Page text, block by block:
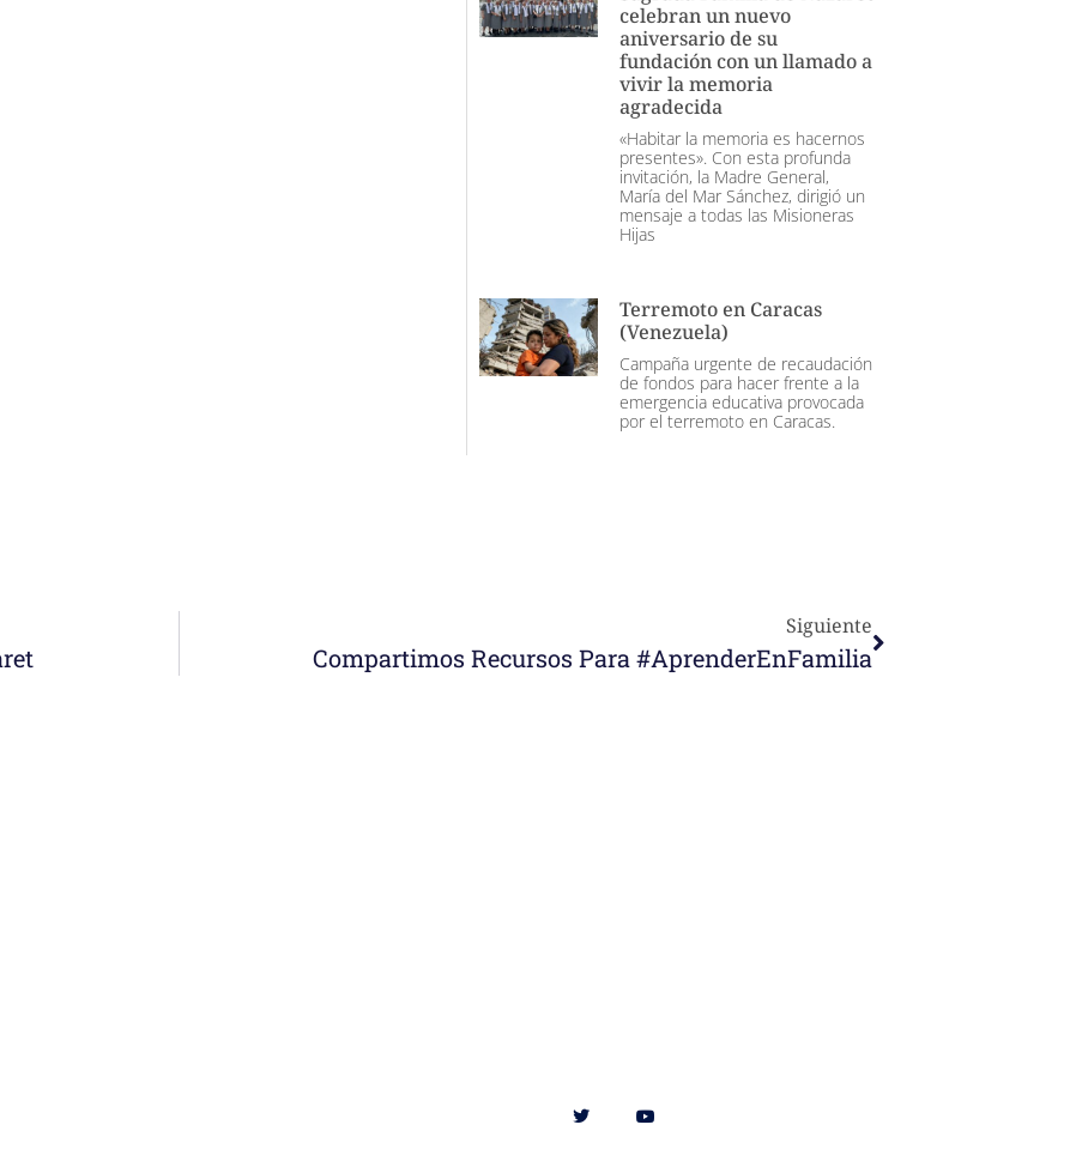
celebran un nuevo
aniversario de su
fundación con un llamado a
vivir la memoria
agradecida
«Habitar la memoria es hacernos
presentes». Con esta profunda
invitación, la Madre General,
María del Mar Sánchez, dirigió un
mensaje a todas las Misioneras
Hijas
Terremoto en Caracas
(Venezuela)
Campaña urgente de recaudación
de fondos para hacer frente a la
emergencia educativa provocada
por el terremoto en Caracas.
Siguiente
Compartimos Recursos Para #AprenderEnFamilia